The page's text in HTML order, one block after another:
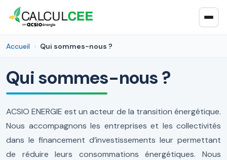
Accueil Qui sommes-nous ?
Qui sommes-nous ?
ACSIO ENERGIE est un acteur de la transition énergétique.
Nous accompagnons les entreprises et les collectivités
dans le financement d’investissements leur permettant
de réduire leurs consommations énergétiques. Nous